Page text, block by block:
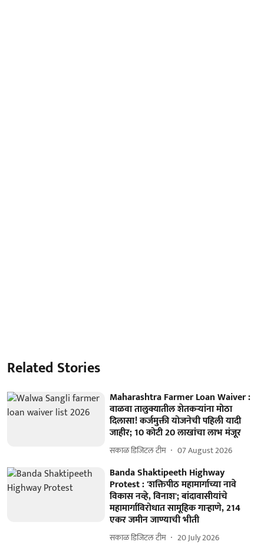
Related Stories
Maharashtra Farmer Loan Waiver :
वाळवा तालुक्यातील शेतकऱ्यांना मोठा
दिलासा! कर्जमुक्ती योजनेची पहिली यादी
जाहीर; 10 कोटी 20 लाखांचा लाभ मंजूर
सकाळ डिजिटल टीम 07 August 2026
Banda Shaktipeeth Highway
Protest : 'शक्तिपीठ महामार्गाच्या नावे
विकास नव्हे, विनाश'; बांदावासीयांचे
महामार्गाविरोधात सामूहिक गाऱ्हाणे, 214
एकर जमीन जाण्याची भीती
सकाळ डिजिटल टीम 20 July 2026